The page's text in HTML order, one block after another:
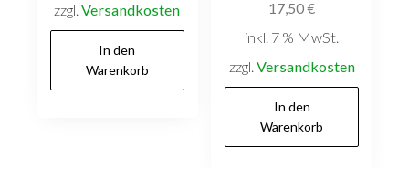
zzgl.Versandkosten
In den
Warenkorb
17,50€
inkl. 7 % MwSt.
zzgl. Versandkosten
In den
Warenkorb